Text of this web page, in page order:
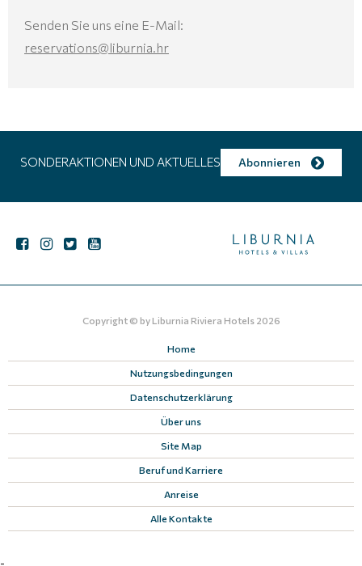
Senden Sie uns eine E-Mail:
reservations@liburnia.hr
SONDERAKTIONEN UND AKTUELLES Abonnieren
Copyright © by Liburnia Riviera Hotels2026
Home
Nutzungsbedingungen
Datenschutzerklärung
Über uns
Site Map
Beruf und Karriere
Anreise
Alle Kontakte
-